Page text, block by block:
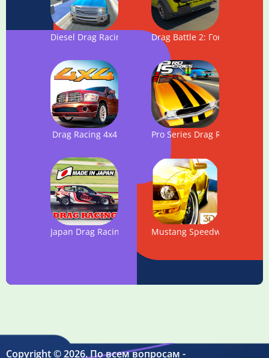
Diesel Drag Racing Pro Drag Battle 2: Гоночные
Drag Racing 4x4 Pro Series Drag Racing
Japan Drag Racing 2D Mustang Speedway
Copyright © 2026. По всем вопросам -